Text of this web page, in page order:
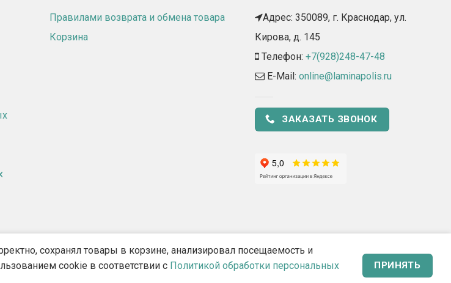
Правилами возврата и обмена товара
Корзина
Адрес: 350089, г. Краснодар, ул.
Кирова, д. 145​
Телефон: +7(928)248-47-48
E-Mail: online@laminapolis.ru
ЗАКАЗАТЬ ЗВОНОК
— Интернет-магазин напольных покрытий
сохранял товары в корзине, анализировал посещаемость и
cookie в соответствии с Политикой обработки персональных
ПРИНЯТЬ